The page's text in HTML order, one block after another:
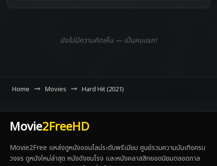
ยังไม่มีความคิดเห็น — เป็นคนแรก!
Home Movies Hard Hit (2021)
Movie2FreeHD
Movie2Free แหล่งดูหนังออนไลน์ระดับพรีเมียม ศูนย์รวมความบันเทิงครบ
วงจร ดูหนังใหม่ล่าสุด หนังดังชนโรง และหนังคลาสสิกยอดนิยมตลอดกาล